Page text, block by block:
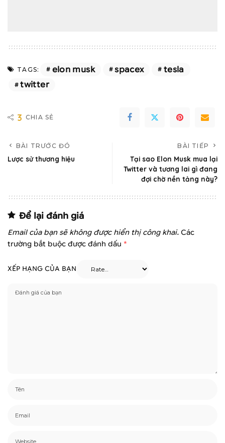
TAGS: elon musk spacex
tesla
twitter
3 CHIA SẺ
BÀI TRƯỚC ĐÓ
Lược sử thương hiệu
BÀI TIẾP
Tại sao Elon Musk mua lại
Twitter và tương lai gì đang
đợi chờ nền tảng này?
Để lại đánh giá
Email của bạn sẽ không được hiển thị công khai. Các
trường bắt buộc được đánh dấu *
XẾP HẠNG CỦA BẠN